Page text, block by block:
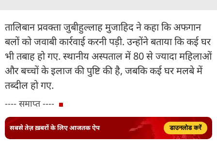
तालिबान प्रवक्ता जुबीहुल्लाह मुजाहिद ने कहा कि अफगान
बलों को जवाबी कार्रवाई करनी पड़ी. उन्होंने बताया कि कई घर
भी तबाह हो गए. स्थानीय अस्पताल में 80 से ज्यादा महिलाओं
और बच्चों के इलाज की पुष्टि की है, जबकि कई घर मलबे में
तब्दील हो गए.
---- समाप्त ----
सबसे तेज़ ख़बरों के लिए आजतक ऐप डाउनलोड करें